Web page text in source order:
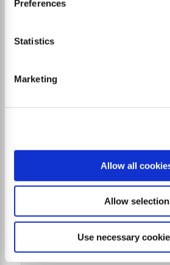
Preferences
Statistics
Marketing
Allow all
Allow selection
Use necessary
Decorrenza del tempo di conservazione
Acquisto prodotti
Descrizione
Il trattamento dei dati è necessario
prodotto/il servizio richiesto.